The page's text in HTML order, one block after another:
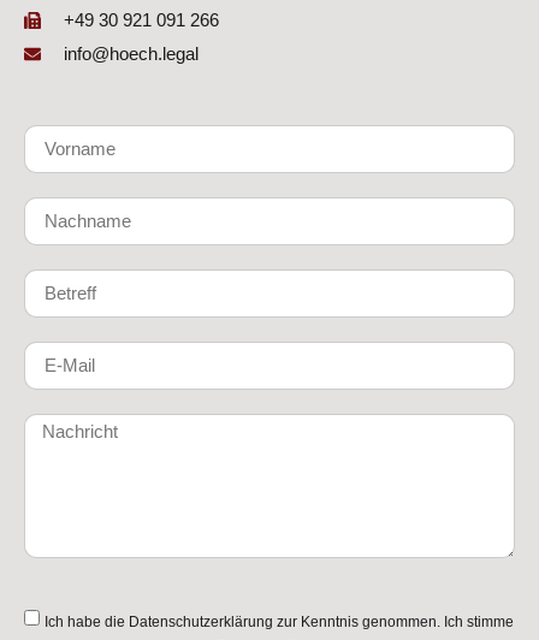
+49 30 921 091 266
info@hoech.legal
Ich habe die Datenschutzerklärung zur Kenntnis genommen. Ich stimme